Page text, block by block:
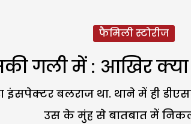
फैमिली स्टोरीज
गली में : आखिर
इंसपेक्टर बलराज था. थाने में ही
उस के मुंह से बातबात में